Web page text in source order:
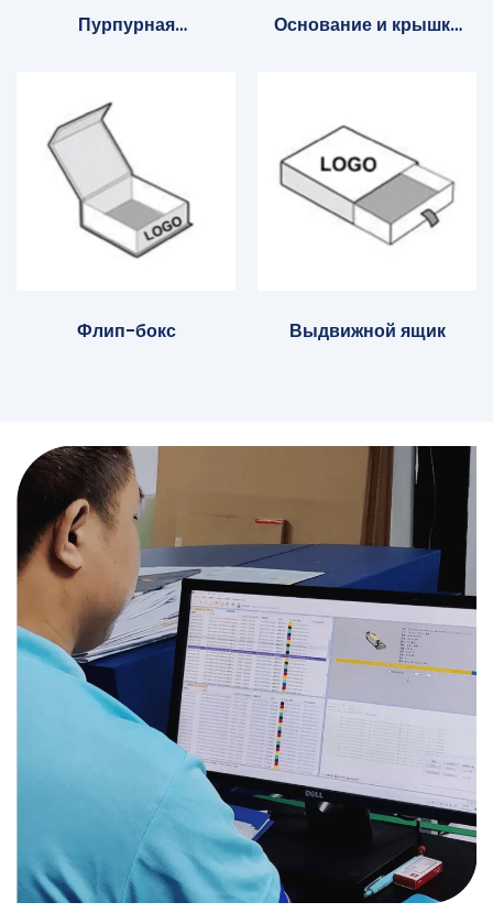
Пурпурная
Основание и крышка
Флип-бокс Выдвижной ящик